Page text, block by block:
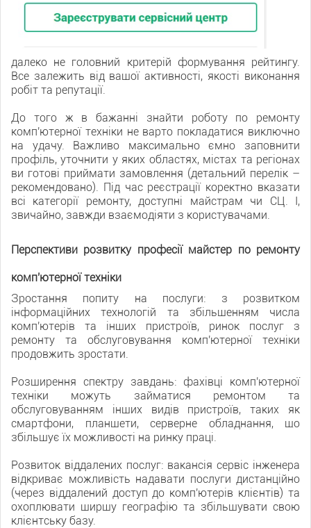
далеко не головний критерій формування рейтингу.
Все залежить від вашої активності, якості виконання
робіт та репутації.
До того ж в бажанні знайти роботу по ремонту
комп'ютерної техніки не варто покладатися виключно
на удачу. Важливо максимально ємно заповнити
профіль, уточнити у яких областях, містах та регіонах
ви готові приймати замовлення (детальний перелік –
рекомендовано). Під час реєстрації коректно вказати
всі категорії ремонту, доступні майстрам чи СЦ. І,
звичайно, завжди взаємодіяти з користувачами.
Перспективи розвитку професії майстер по ремонту
комп'ютерної техніки
Зростання попиту на послуги: з розвитком
інформаційних технологій та збільшенням числа
комп'ютерів та інших пристроїв, ринок послуг з
ремонту та обслуговування комп'ютерної техніки
продовжить зростати.
Розширення спектру завдань: фахівці комп'ютерної
техніки можуть займатися ремонтом та
обслуговуванням інших видів пристроїв, таких як
смартфони, планшети, серверне обладнання, що
збільшує їх можливості на ринку праці.
Розвиток віддалених послуг: вакансія сервіс інженера
відкриває можливість надавати послуги дистанційно
(через віддалений доступ до комп'ютерів клієнтів) та
охоплювати ширшу географію та збільшувати свою
клієнтську базу.